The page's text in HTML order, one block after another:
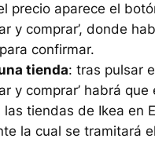
precio aparece el
y comprar’, donde
confirmar.
tienda: tras pulsar
y comprar’ habrá que
las tiendas de Ikea en
la cual se tramitará